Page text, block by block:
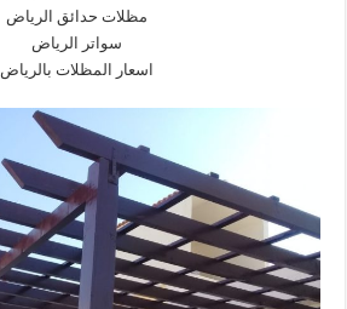
مظلات حدائق الرياض
سواتر الرياض
اسعار المظلات بالرياض